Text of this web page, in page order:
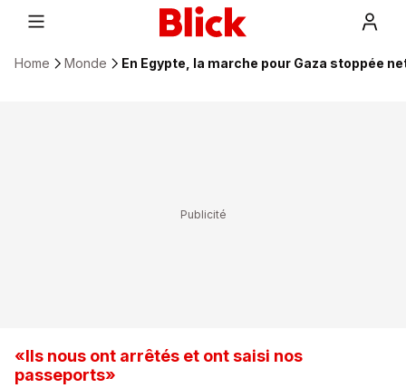
Home Monde En Egypte, la marche pour Gaza stoppée
«Ils nous ont arrêtés et ont saisi nos
passeports»